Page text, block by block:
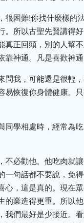
很困難!你找什麼樣的
。所以古聖先賢講得
真正回頭，別的人幫
靠神通。凡是喜歡神
問我，可能還是很輕
易恢復你身體健康。
同學相處時，經常為
不必勸他。他吃肉就
一句話都不要說，免
心，這是真的。現在
的業造得更重。所以
我們最好是少接近。